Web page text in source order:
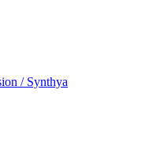
/ Synthya